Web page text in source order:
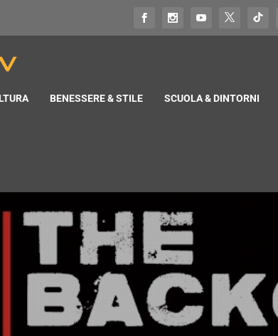
BENESSERE & STILE SCUOLA & DINTORNI